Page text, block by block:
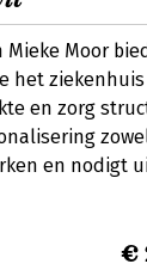
Moor
het
en zorg
en nodigt
€